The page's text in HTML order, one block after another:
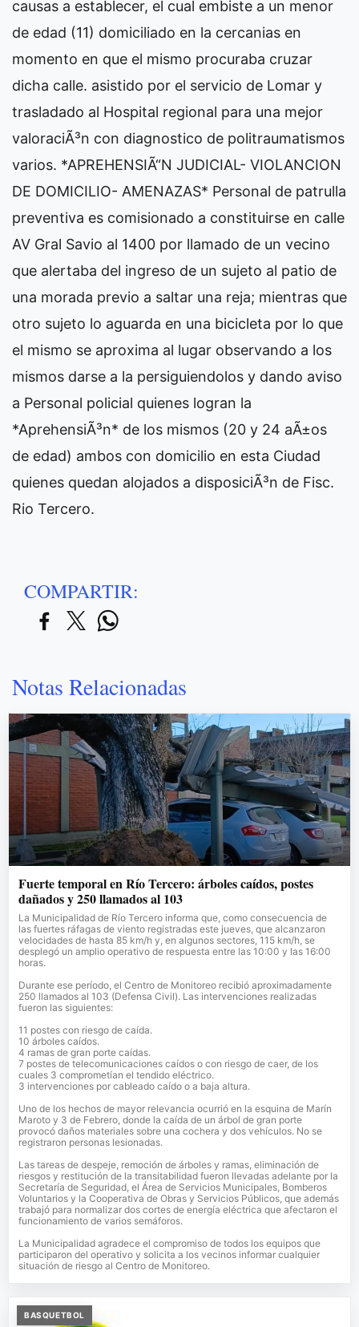
causas a establecer, el cual embiste a un menor
de edad (11) domiciliado en la cercanias en
momento en que el mismo procuraba cruzar
dicha calle. asistido por el servicio de Lomar y
trasladado al Hospital regional para una mejor
valoraciÃ³n con diagnostico de politraumatismos
varios. *APREHENSIÃ“N JUDICIAL- VIOLANCION
DE DOMICILIO- AMENAZAS* Personal de patrulla
preventiva es comisionado a constituirse en calle
AV Gral Savio al 1400 por llamado de un vecino
que alertaba del ingreso de un sujeto al patio de
una morada previo a saltar una reja; mientras que
otro sujeto lo aguarda en una bicicleta por lo que
el mismo se aproxima al lugar observando a los
mismos darse a la persiguiendolos y dando aviso
a Personal policial quienes logran la
*AprehensiÃ³n* de los mismos (20 y 24 aÃ±os
de edad) ambos con domicilio en esta Ciudad
quienes quedan alojados a disposiciÃ³n de Fisc.
Rio Tercero.
COMPARTIR:
Notas Relacionadas
Fuerte temporal en Río Tercero: árboles caídos, postes
dañados y 250 llamados al 103
La Municipalidad de Río Tercero informa que, como consecuencia de
las fuertes ráfagas de viento registradas este jueves, que alcanzaron
velocidades de hasta 85 km/h y, en algunos sectores, 115 km/h, se
desplegó un amplio operativo de respuesta entre las 10:00 y las 16:00
horas.
Durante ese período, el Centro de Monitoreo recibió aproximadamente
250 llamados al 103 (Defensa Civil). Las intervenciones realizadas
fueron las siguientes:
11 postes con riesgo de caída.
10 árboles caídos.
4 ramas de gran porte caídas.
7 postes de telecomunicaciones caídos o con riesgo de caer, de los
cuales 3 comprometían el tendido eléctrico.
3 intervenciones por cableado caído o a baja altura.
Uno de los hechos de mayor relevancia ocurrió en la esquina de Marín
Maroto y 3 de Febrero, donde la caída de un árbol de gran porte
provocó daños materiales sobre una cochera y dos vehículos. No se
registraron personas lesionadas.
Las tareas de despeje, remoción de árboles y ramas, eliminación de
riesgos y restitución de la transitabilidad fueron llevadas adelante por la
Secretaría de Seguridad, el Área de Servicios Municipales, Bomberos
Voluntarios y la Cooperativa de Obras y Servicios Públicos, que además
trabajó para normalizar dos cortes de energía eléctrica que afectaron el
funcionamiento de varios semáforos.
La Municipalidad agradece el compromiso de todos los equipos que
participaron del operativo y solicita a los vecinos informar cualquier
situación de riesgo al Centro de Monitoreo.
BASQUETBOL